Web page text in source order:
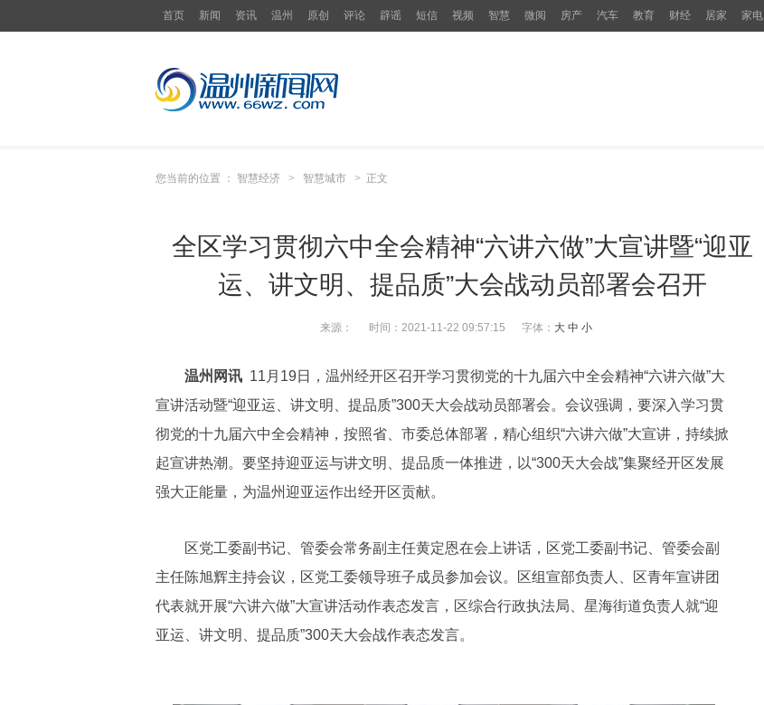
首页 新闻 资讯 温州 原创 评论 辟谣 短信 视频 智慧 微阅 房产 汽车 教育 财经 居家 家电
您当前的位置 ： 智慧经济 > 智慧城市 > 正文
全区学习贯彻六中全会精神“六讲六做”大宣讲暨“迎亚
运、讲文明、提品质”大会战动员部署会召开
来源： 时间： 2021-11-22 09:57:15 字体： 大 中 小
温州网讯 11月19日，温州经开区召开学习贯彻党的十九届六中全会精神“六讲六做”大
宣讲活动暨“迎亚运、讲文明、提品质”300天大会战动员部署会。会议强调，要深入学习贯
彻党的十九届六中全会精神，按照省、市委总体部署，精心组织“六讲六做”大宣讲，持续掀
起宣讲热潮。要坚持迎亚运与讲文明、提品质一体推进，以“300天大会战”集聚经开区发展
强大正能量，为温州迎亚运作出经开区贡献。
区党工委副书记、管委会常务副主任黄定恩在会上讲话，区党工委副书记、管委会副
主任陈旭辉主持会议，区党工委领导班子成员参加会议。区组宣部负责人、区青年宣讲团
代表就开展“六讲六做”大宣讲活动作表态发言，区综合行政执法局、星海街道负责人就“迎
亚运、讲文明、提品质”300天大会战作表态发言。